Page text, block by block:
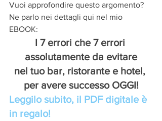
Vuoi approfondire questo argomento?
Ne parlo nei dettagli qui nel mio
EBOOK:
I 7 errori che 7 errori
assolutamente da evitare
nel tuo bar, ristorante e hotel,
per avere successo OGGI!
Leggilo subito, il PDF digitale è
in regalo!